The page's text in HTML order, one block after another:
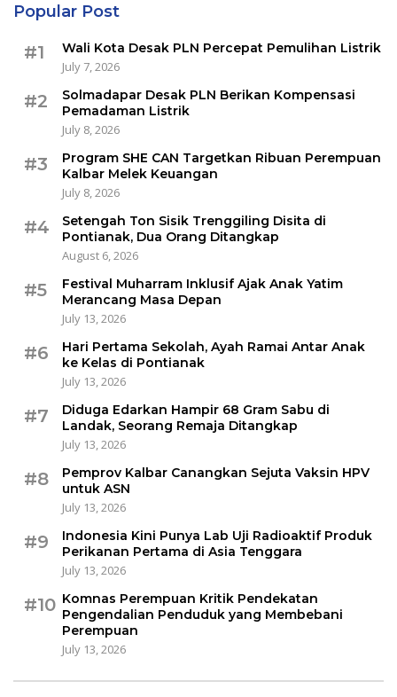
Popular Post
#1
Wali Kota Desak PLN Percepat Pemulihan Listrik
July 7, 2026
#2
Solmadapar Desak PLN Berikan Kompensasi
Pemadaman Listrik
July 8, 2026
#3
Program SHE CAN Targetkan Ribuan Perempuan
Kalbar Melek Keuangan
July 8, 2026
#4
Setengah Ton Sisik Trenggiling Disita di
Pontianak, Dua Orang Ditangkap
August 6, 2026
#5
Festival Muharram Inklusif Ajak Anak Yatim
Merancang Masa Depan
July 13, 2026
#6
Hari Pertama Sekolah, Ayah Ramai Antar Anak
ke Kelas di Pontianak
July 13, 2026
#7
Diduga Edarkan Hampir 68 Gram Sabu di
Landak, Seorang Remaja Ditangkap
July 13, 2026
#8
Pemprov Kalbar Canangkan Sejuta Vaksin HPV
untuk ASN
July 13, 2026
#9
Indonesia Kini Punya Lab Uji Radioaktif Produk
Perikanan Pertama di Asia Tenggara
July 13, 2026
#10 Komnas Perempuan Kritik Pendekatan
Pengendalian Penduduk yang Membebani
Perempuan
July 13, 2026